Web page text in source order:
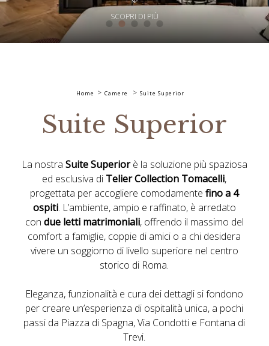
SCOPRI DI PIÙ
Home Camere Suite Superior
Suite Superior
La nostra Suite Superiorè la soluzione più spaziosa
ed esclusiva di Telier Collection Tomacelli,
progettata per accogliere comodamentefino a 4
ospiti. L’ambiente, ampio e raffinato, è arredato
con due letti matrimoniali, offrendo il massimo del
comfort a famiglie, coppie di amici o a chi desidera
vivere un soggiorno di livello superiore nel centro
storico di Roma.
Eleganza, funzionalità e cura dei dettagli si fondono
per creare un’esperienza di ospitalità unica, a pochi
passi da Piazza di Spagna, Via Condotti e Fontana di
Trevi.